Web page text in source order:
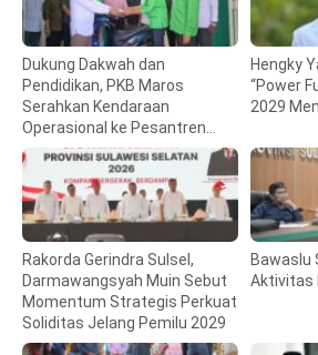
Dukung Dakwah dan
Pendidikan, PKB Maros
Serahkan Kendaraan
Operasional ke Pesantren
Hidayatullah
Hengky
“Power
2029
Rakorda Gerindra Sulsel,
Darmawangsyah Muin Sebut
Momentum Strategis Perkuat
Soliditas Jelang Pemilu 2029
Bawaslu
Aktivitas